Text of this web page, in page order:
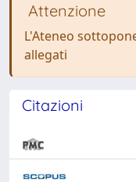
Attenzione
L'Ateneo
allegati
Citazioni